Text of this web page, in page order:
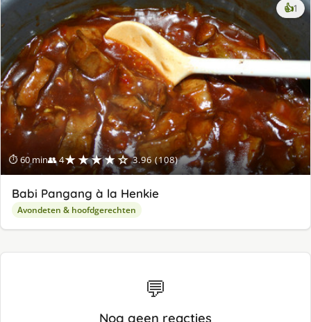
⏱ 60 min👥 4★★★★☆ 3.96 (108)
👍1
Babi Pangang à la Henkie
Avondeten & hoofdgerechten
💬
Nog geen reacties